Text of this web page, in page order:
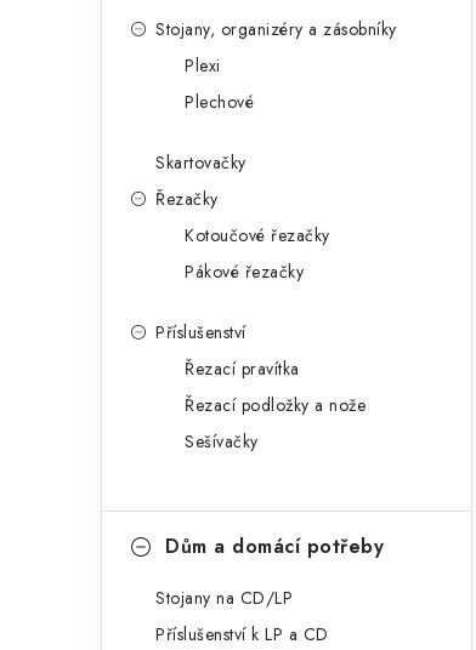
Stojany, organizéry a zásobníky
Plexi
Plechové
Skartovačky
Řezačky
Kotoučové řezačky
Pákové řezačky
Příslušenství
Řezací pravítka
Řezací podložky a nože
Sešívačky
Dům a domácí potřeby
Stojany na CD/LP
Příslušenství k LP a CD